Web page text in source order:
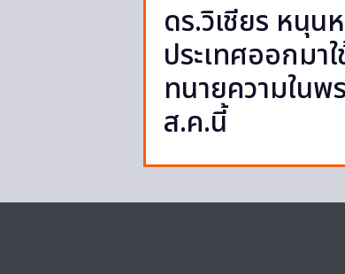
ดร.วิเชียร หนุ
ประเทศออกมา
ทนายความใน
ส.ค.นี้